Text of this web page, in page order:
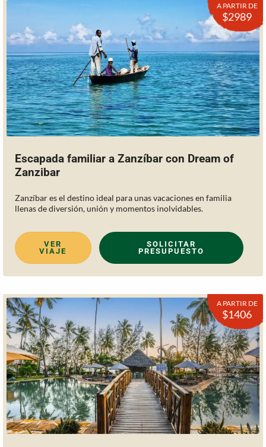
A PARTIR DE
$2989
Escapada familiar a Zanzíbar con Dream of
Zanzibar
Zanzíbar es el destino ideal para unas vacaciones en familia
llenas de diversión, unión y momentos inolvidables.
VER
VIAJE
SOLICITAR
PRESUPUESTO
A PARTIR DE
$1406